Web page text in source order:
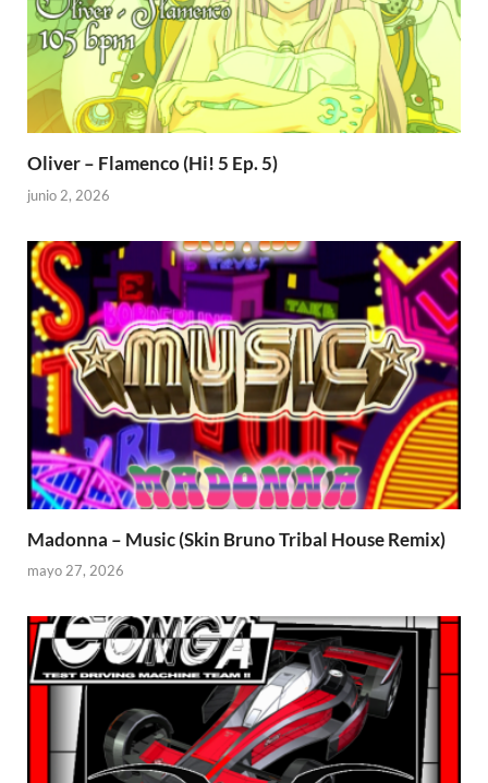
Oliver – Flamenco (Hi! 5 Ep. 5)
junio 2, 2026
Madonna – Music (Skin Bruno Tribal House Remix)
mayo 27, 2026